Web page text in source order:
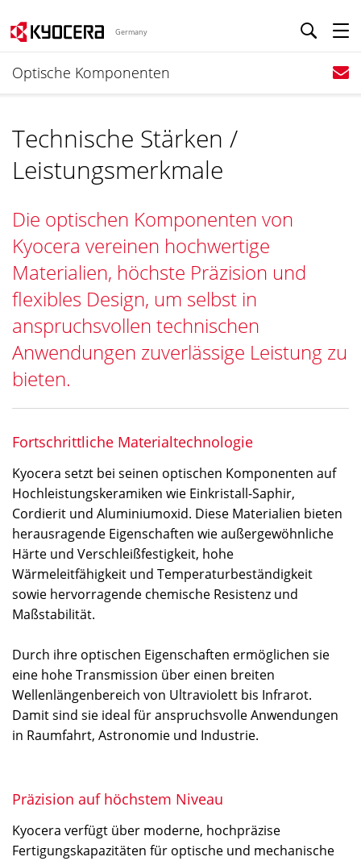
Germany
Optische Komponenten
Technische Stärken /
Leistungsmerkmale
Die optischen Komponenten von
Kyocera vereinen hochwertige
Materialien, höchste Präzision und
flexibles Design, um selbst in
anspruchsvollen technischen
Anwendungen zuverlässige Leistung zu
bieten.
Fortschrittliche Materialtechnologie
Kyocera setzt bei seinen optischen Komponenten auf
Hochleistungskeramiken wie Einkristall-Saphir,
Cordierit und Aluminiumoxid. Diese Materialien bieten
herausragende Eigenschaften wie außergewöhnliche
Härte und Verschleißfestigkeit, hohe
Wärmeleitfähigkeit und Temperaturbeständigkeit
sowie hervorragende chemische Resistenz und
Maßstabilität.
Durch ihre optischen Eigenschaften ermöglichen sie
eine hohe Transmission über einen breiten
Wellenlängenbereich von Ultraviolett bis Infrarot.
Damit sind sie ideal für anspruchsvolle Anwendungen
in Raumfahrt, Astronomie und Industrie.
Präzision auf höchstem Niveau
Kyocera verfügt über moderne, hochpräzise
Fertigungskapazitäten für optische und mechanische